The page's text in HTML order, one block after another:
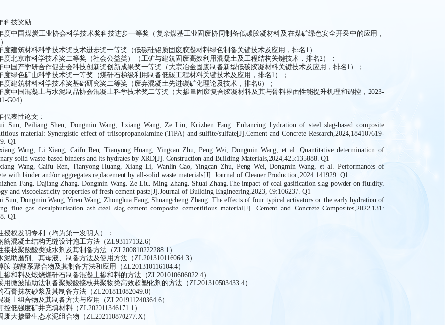
科技奖励
度中国煤炭工业协会科学技术奖科技进步一等奖（复杂煤基工业固废协同制备低碳胶凝材料及在煤矿绿色安全开采中的应用，
度建筑材料科学技术奖技术进步奖一等奖（低碳硅铝质固废胶凝材料绿色制备关键技术及应用，排名1）
度北京市科学技术奖二等奖（社会公益类）（工矿与建筑固废高效利用混凝土及工程结构关键技术，排名2）；
中国产学研合作促进会科技创新奖创新成果奖一等奖（大宗冶金固废制备新型低碳胶凝材料关键技术及应用，排名1）；
度绿色矿山科学技术奖一等奖（煤矸石梯级利用制备低碳工程材料关键技术及应用，排名1）；
度建筑材料科学技术奖基础研究奖二等奖（废弃混凝土先进碳矿化理论及技术，排名6）；
度中国混凝土与水泥制品协会混凝土科学技术奖二等奖（大掺量固废复合胶凝材料及其与骨料界面性能提升机理和调控，2023-
G04）
代表性论文：
Sun, Peiliang Shen, Dongmin Wang, Jixiang Wang, Ze Liu, Kuizhen Fang. Enhancing hydration of steel slag-based composite
material: Synergistic effect of triisopropanolamine (TIPA) and sulfite/sulfate[J].Cement and Concrete Research,2024,184107619-
Q1
Wang, Li Xiang, Caifu Ren, Tianyong Huang, Yingcan Zhu, Peng Wei, Dongmin Wang, et al. Quantitative determination of
solid waste-based binders and its hydrates by XRD[J]. Construction and Building Materials,2024,425:135888. Q1
Wang, Caifu Ren, Tianyong Huang, Xiang Li, Wanlin Cao, Yingcan Zhu, Peng Wei, Dongmin Wang, et al. Performances of
with binder and/or aggregates replacement by all-solid waste materials[J]. Journal of Cleaner Production,2024:141929. Q1
Fang, Dajiang Zhang, Dongmin Wang, Ze Liu, Ming Zhang, Shuai Zhang.The impact of coal gasification slag powder on fluidity,
and viscoelasticity properties of fresh cement paste[J].Journal of Building Engineering,2023, 69:106237. Q1
Sun, Dongmin Wang, Yiren Wang, Zhonghua Fang, Shuangcheng Zhang. The effects of four typical activators on the early hydration of
flue gas desulphurisation ash-steel slag-cement composite cementitious material[J]. Cement and Concrete Composites,2022,131:
Q1
授权发明专利（均为第一发明人）：
筋混凝土结构无缝设计施工方法（ZL93117132.6）
接枝聚羧酸类减水剂及其制备方法（ZL200810222288.1）
泥助磨剂、其母液、制备方法及使用方法（ZL201310116064.3）
胺-羧酸系聚合物及其制备方法和应用（ZL201310116104.4）
掺和料及煅烧煤矸石制备混凝土掺和料的方法（ZL201010606022.4）
用微波辅助法制备聚羧酸接枝共聚物类高效超塑化剂的方法（ZL201310503433.4）
石膏抹灰砂浆及其制备方法（ZL201811082049.0）
凝土组合物及其制备方法与应用（ZL201911240364.6）
控低强度矿井充填材料（ZL202011346171.1）
废大掺量生态水泥组合物（ZL202110870277.X）